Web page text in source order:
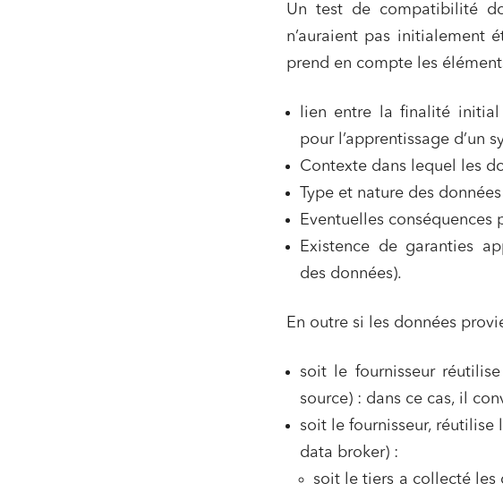
Un test de compatibilité
n’auraient pas initialement
prend en compte les
lien entre la finalité
pour l’apprentissage d’un
Contexte dans lequel les
Type et nature des données
Eventuelles conséquences
Existence de garanties
des données).
En outre si les données
soit le fournisseur
source) : dans ce cas, il
soit le fournisseur, réutilise
data broker) :
soit le tiers a collecté les
Droit des sociétés et
Acquisitions
J'ai lu et j'accepte la